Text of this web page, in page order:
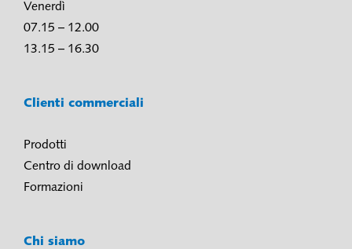
Venerdì
07.15 – 12.00
13.15 – 16.30
Clienti commerciali
Prodotti
Centro di download
Formazioni
Chi siamo